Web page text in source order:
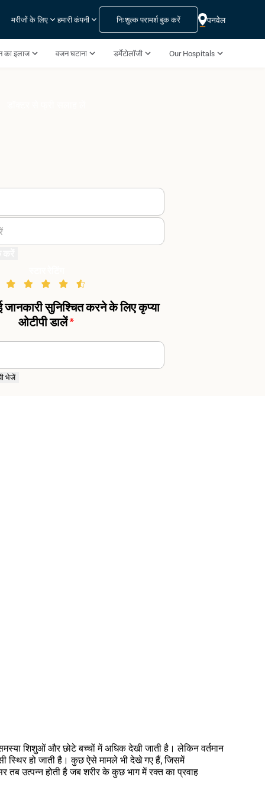
मरीजों के लिए हमारी कंपनी निःशुल्क परामर्श बुक करें पनवेल
का इलाज वजन घटाना डर्मेटोलॉजी Our Hospitals
जानकारी सुनिश्चित करने के लिए कृप्या
ओटीपी डालें*
भेजें
शिशुओं और छोटे बच्चों में अधिक देखी जाती है। लेकिन वर्तमान
हो जाती है। कुछ ऐसे मामले भी देखे गए हैं, जिसमें
उत्पन्न होती है जब शरीर के कुछ भाग में रक्त का प्रवाह